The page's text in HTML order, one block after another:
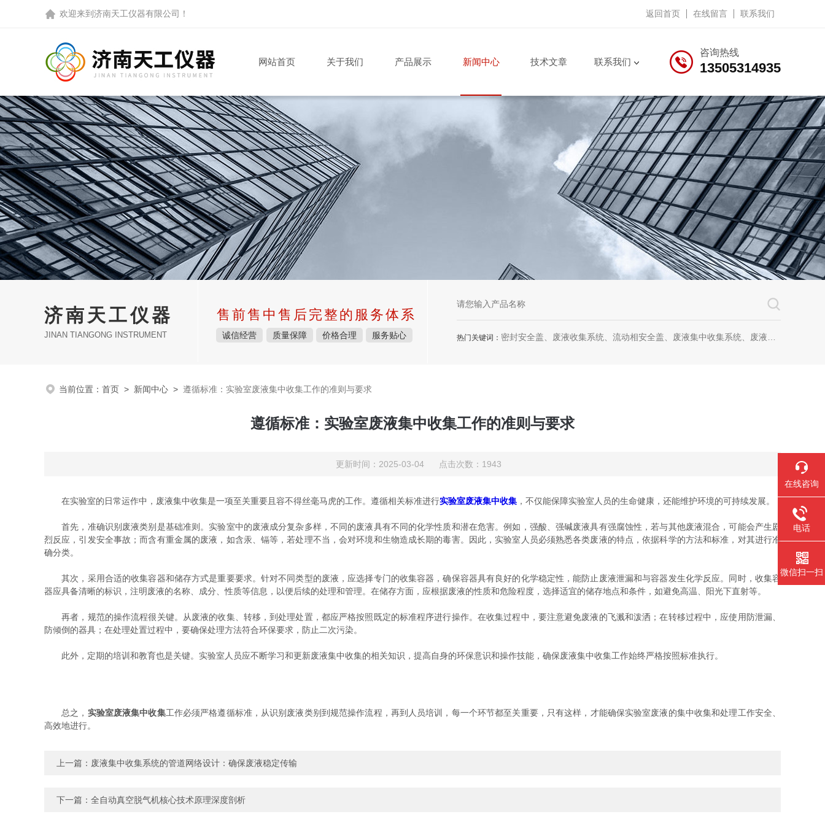
欢迎来到 济南天工仪器有限公司 ！ 返回首页 在线留言 联系我们
咨询热线
13505314935
网站首页 关于我们 产品展示 新闻中心 技术文章 联系我们
济南天工仪器
JINAN TIANGONG INSTRUMENT
售前售中售后完整的服务体系
诚信经营 质量保障 价格合理 服务贴心 热门关键词： 密封安全盖、废液收集系统、流动相安全盖、废液集中收集系统、废液收集漏斗，全自动溶出杯清洗仪、全自动溶出脱气机、无管道通风柜、无管道药品柜
当前位置： 首页 > 新闻中心 > 遵循标准：实验室废液集中收集工作的准则与要求
遵循标准：实验室废液集中收集工作的准则与要求
更新时间：2025-03-04 点击次数：1943
在实验室的日常运作中，废液集中收集是一项至关重要且容不得丝毫马虎的工作。遵循相关标准进行实验室废液集中收集 ，不仅能保障实验室人员的生命健康，还能维护环境的可持续发展。
首先，准确识别废液类别是基础准则。实验室中的废液成分复杂多样，不同的废液具有不同的化学性质和潜在危害。例如，强酸、强碱废液具有强腐蚀性，若与其他废液混合，可能会产生剧
烈反应，引发安全事故；而含有重金属的废液，如含汞、镉等，若处理不当，会对环境和生物造成长期的毒害。因此，实验室人员必须熟悉各类废液的特点，依据科学的方法和标准，对其进行准
确分类。
其次，采用合适的收集容器和储存方式是重要要求。针对不同类型的废液，应选择专门的收集容器，确保容器具有良好的化学稳定性，能防止废液泄漏和与容器发生化学反应。同时，收集容
器应具备清晰的标识，注明废液的名称、成分、性质等信息，以便后续的处理和管理。在储存方面，应根据废液的性质和危险程度，选择适宜的储存地点和条件，如避免高温、阳光下直射等。
再者，规范的操作流程很关键。从废液的收集、转移，到处理处置，都应严格按照既定的标准程序进行操作。在收集过程中，要注意避免废液的飞溅和泼洒；在转移过程中，应使用防泄漏、
防倾倒的器具；在处理处置过程中，要确保处理方法符合环保要求，防止二次污染。
此外，定期的培训和教育也是关键。实验室人员应不断学习和更新废液集中收集的相关知识，提高自身的环保意识和操作技能，确保废液集中收集工作始终严格按照标准执行。
总之， 实验室废液集中收集工作必须严格遵循标准，从识别废液类别到规范操作流程，再到人员培训，每一个环节都至关重要，只有这样，才能确保实验室废液的集中收集和处理工作安全、
高效地进行。
上一篇： 废液集中收集系统的管道网络设计：确保废液稳定传输
下一篇： 全自动真空脱气机核心技术原理深度剖析
在线咨询
电话
微信扫一扫